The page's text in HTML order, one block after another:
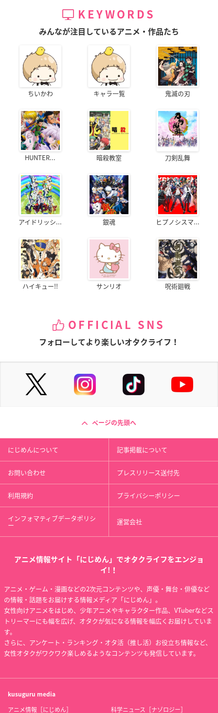
KEYWORDS
みんなが注目しているアニメ・作品たち
ちいかわ キャラ一覧 鬼滅の刃
HUNTER... 暗殺教室 刀剣乱舞
アイドリッシ... 銀魂 ヒプノシスマ...
ハイキュー!! サンリオ 呪術廻戦
OFFICIAL SNS
フォローしてより楽しいオタクライフ！
ページの先頭へ
にじめんについて 記事掲載について
お問い合わせ プレスリリース送付先
利用規約 プライバシーポリシー
インフォマティブデータポリシ
ー 運営会社
アニメ情報サイト「にじめん」でオタクライフをエンジョ
イ!！
アニメ・ゲーム・漫画などの2次元コンテンツや、声優・舞台・俳優など
の情報・話題をお届けする情報メディア「にじめん」。
女性向けアニメをはじめ、少年アニメやキャラクター作品、VTuberなどス
トリーマーにも幅を広げ、オタクが気になる情報を幅広くお届けしていま
す。
さらに、アンケート・ランキング・オタ活（推し活）お役立ち情報など、
女性オタクがワクワク楽しめるようなコンテンツも発信しています。
kusuguru media
アニメ情報［にじめん］ 科学ニュース［ナゾロジー］